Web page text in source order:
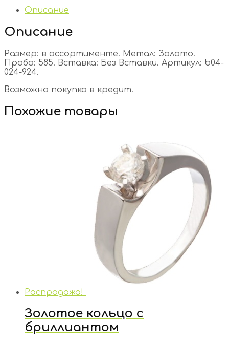
Отправить
Описание
Описание
Размер: в ассортименте. Метал: Золото.
Проба: 585. Вставка: Без Вставки. Артикул: b04-
024-924.
Возможна покупка в кредит.
Похожие товары
Распродажа!
Золотое кольцо с
бриллиантом